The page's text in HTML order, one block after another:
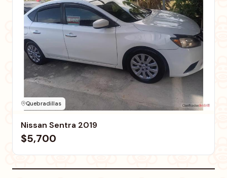
Quebradillas
Nissan Sentra 2019
$5,700